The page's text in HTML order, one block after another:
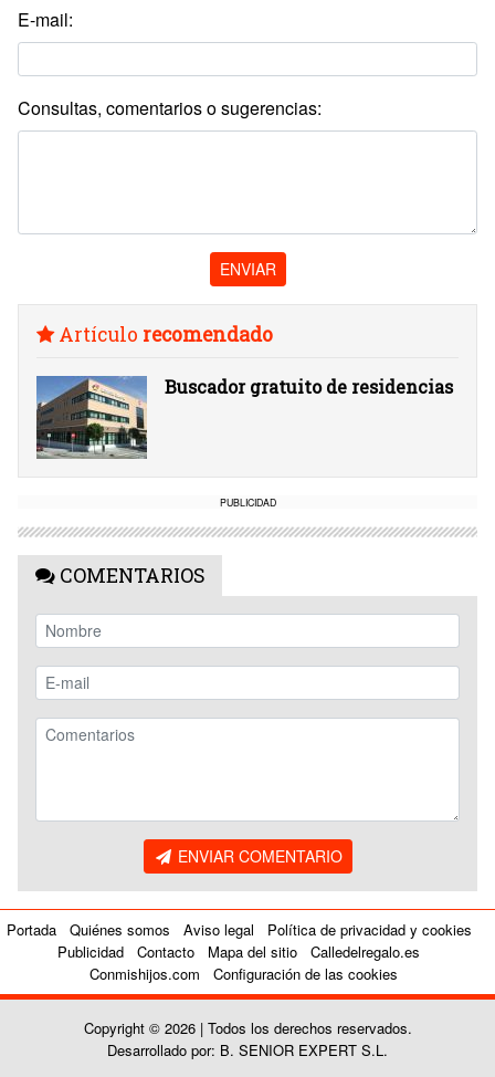
E-mail:
Consultas, comentarios o sugerencias:
ENVIAR
Artículo recomendado
Buscador gratuito de residencias
PUBLICIDAD
COMENTARIOS
ENVIAR COMENTARIO
Portada Quiénes somos Aviso legal
Política de privacidad y cookies
Publicidad
Contacto Mapa del sitio
Calledelregalo.es
Conmishijos.com
Configuración de las cookies
Copyright © 2026 | Todos los derechos reservados.
Desarrollado por: B. SENIOR EXPERT S.L.